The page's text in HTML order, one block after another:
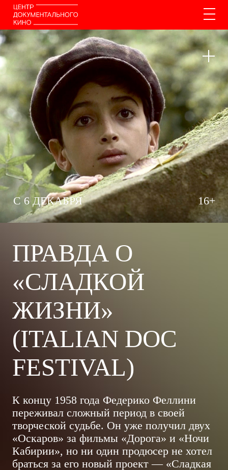
C6ДЕКАБРЯ 16+
«СЛАДКОЙ
ЖИЗНИ»
(ITALIAN DOC
FESTIVAL)
К концу 1958 года Федерико Феллини
переживал сложный период в своей
«Оскаров» за фильмы «Дорога» и «Ночи
Кабирии», но ни один продюсер не хотел
браться за его новый проект — «Сладкая
жизнь»